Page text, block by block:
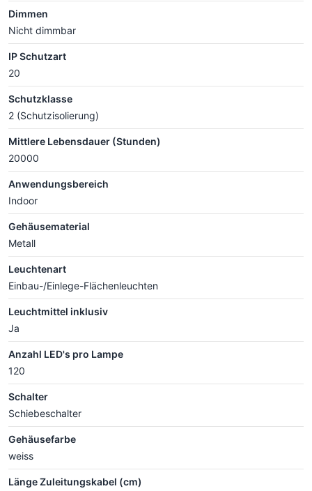
Dimmen
Nicht dimmbar
IP Schutzart
20
Schutzklasse
2 (Schutzisolierung)
Mittlere Lebensdauer (Stunden)
20000
Anwendungsbereich
Indoor
Gehäusematerial
Metall
Leuchtenart
Einbau-/Einlege-Flächenleuchten
Leuchtmittel inklusiv
Ja
Anzahl LED's pro Lampe
120
Schalter
Schiebeschalter
Gehäusefarbe
weiss
Länge Zuleitungskabel (cm)